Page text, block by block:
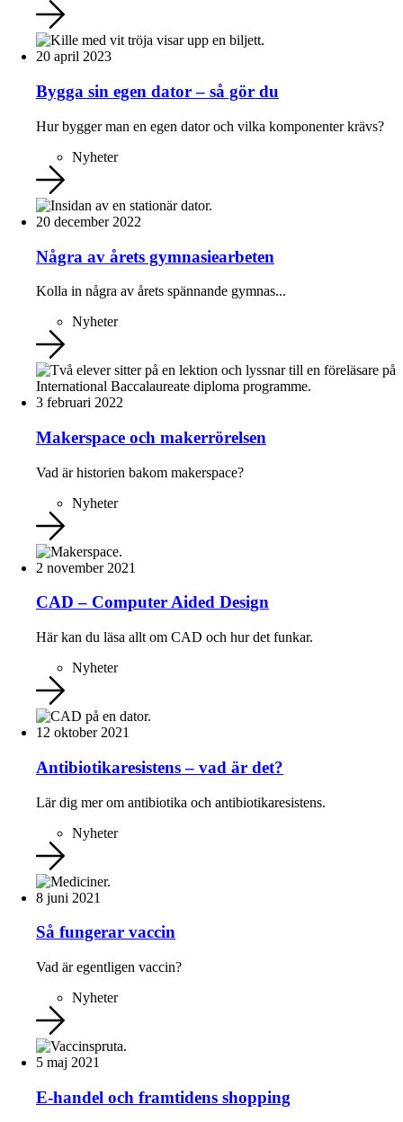
20 april 2023
Bygga sin egen dator – så gör du
Hur bygger man en egen dator och vilka komponenter krävs?
Nyheter
20 december 2022
Några av årets gymnasiearbeten
Kolla in några av årets spännande gymnas...
Nyheter
3 februari 2022
Makerspace och makerrörelsen
Vad är historien bakom makerspace?
Nyheter
2 november 2021
CAD – Computer Aided Design
Här kan du läsa allt om CAD och hur det funkar.
Nyheter
12 oktober 2021
Antibiotikaresistens – vad är det?
Lär dig mer om antibiotika och antibiotikaresistens.
Nyheter
8 juni 2021
Så fungerar vaccin
Vad är egentligen vaccin?
Nyheter
5 maj 2021
E-handel och framtidens shopping